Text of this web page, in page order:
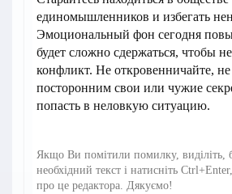
единомышленников и избегать
Эмоциональный фон сегодня
будет сложно сдержаться, чтобы
конфликт. Не откровенничайте, не
посторонним свои или чужие
попасть в неловкую ситуацию.
Якщо Ви помітили помилку, виділіть,
необхідний текст і натисніть
про це редактора. Дякуємо!